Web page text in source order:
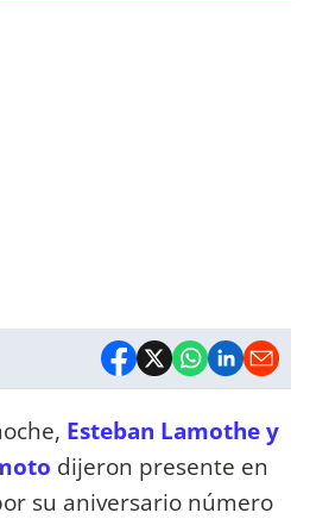
Esteban Lamothe y
dijeron presente en
su aniversario número